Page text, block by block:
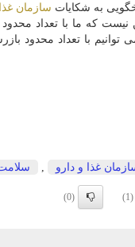
به شكایات سازمان
با تعداد محدود
غذا و دارو ,
(1)
(0)